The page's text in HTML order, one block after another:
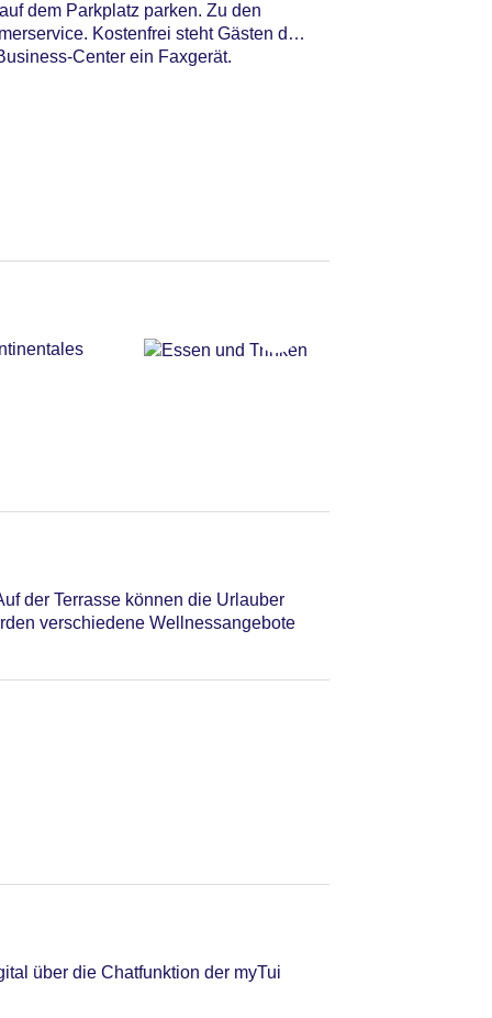
dem Parkplatz parken. Zu den
Kostenfrei steht Gästen die
Center ein Faxgerät.
der Terrasse können die Urlauber
verschiedene Wellnessangebote
über die Chatfunktion der myTui